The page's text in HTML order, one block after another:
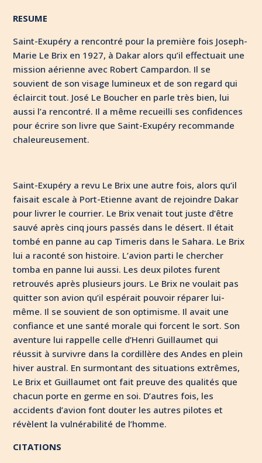
RESUME
Saint-Exupéry a rencontré pour la première fois Joseph-
Marie Le Brix en 1927, à Dakar alors qu’il effectuait une
mission aérienne avec Robert Campardon. Il se
souvient de son visage lumineux et de son regard qui
éclaircit tout. José Le Boucher en parle très bien, lui
aussi l’a rencontré. Il a même recueilli ses confidences
pour écrire son livre que Saint-Exupéry recommande
chaleureusement.
Saint-Exupéry a revu Le Brix une autre fois, alors qu’il
faisait escale à Port-Etienne avant de rejoindre Dakar
pour livrer le courrier. Le Brix venait tout juste d’être
sauvé après cinq jours passés dans le désert. Il était
tombé en panne au cap Timeris dans le Sahara. Le Brix
lui a raconté son histoire. L’avion parti le chercher
tomba en panne lui aussi. Les deux pilotes furent
retrouvés après plusieurs jours. Le Brix ne voulait pas
quitter son avion qu’il espérait pouvoir réparer lui-
même. Il se souvient de son optimisme. Il avait une
confiance et une santé morale qui forcent le sort. Son
aventure lui rappelle celle d’Henri Guillaumet qui
réussit à survivre dans la cordillère des Andes en plein
hiver austral. En surmontant des situations extrêmes,
Le Brix et Guillaumet ont fait preuve des qualités que
chacun porte en germe en soi. D’autres fois, les
accidents d’avion font douter les autres pilotes et
révèlent la vulnérabilité de l’homme.
CITATIONS